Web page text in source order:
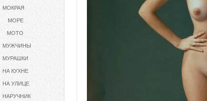
МОКРАЯ
МОРЕ
МОТО
МУЖЧИНЫ
МУРАШКИ
НА КУХНЕ
НА УЛИЦЕ
НАРУЧНИКИ